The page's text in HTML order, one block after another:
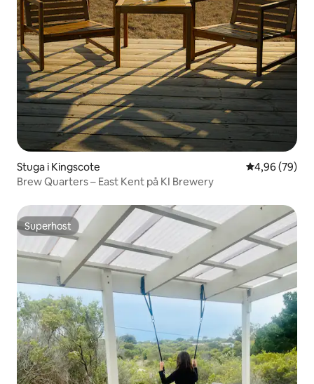
Stuga i Kingscote 4,96 av 5 i
4,96 (79)
Brew Quarters – East Kent på KI Brewery
Superhost
Superhost